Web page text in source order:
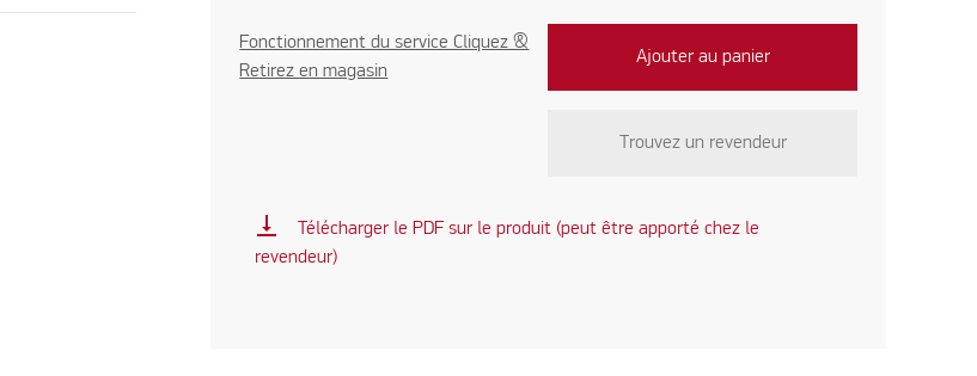
Fonctionnement du service Cliquez &
Retirez en magasin
Ajouter au panier
Trouvez un revendeur
vertical_align_bottom
Télécharger le PDF sur le produit (peut être apporté chez le
revendeur)